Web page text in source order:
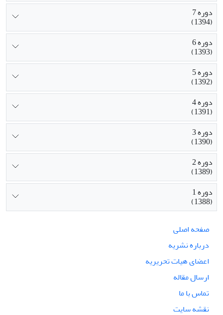
دوره 7
(1394)
دوره 6
(1393)
دوره 5
(1392)
دوره 4
(1391)
دوره 3
(1390)
دوره 2
(1389)
دوره 1
(1388)
صفحه اصلی
درباره نشریه
اعضای هیات تحریریه
ارسال مقاله
تماس با ما
نقشه سایت